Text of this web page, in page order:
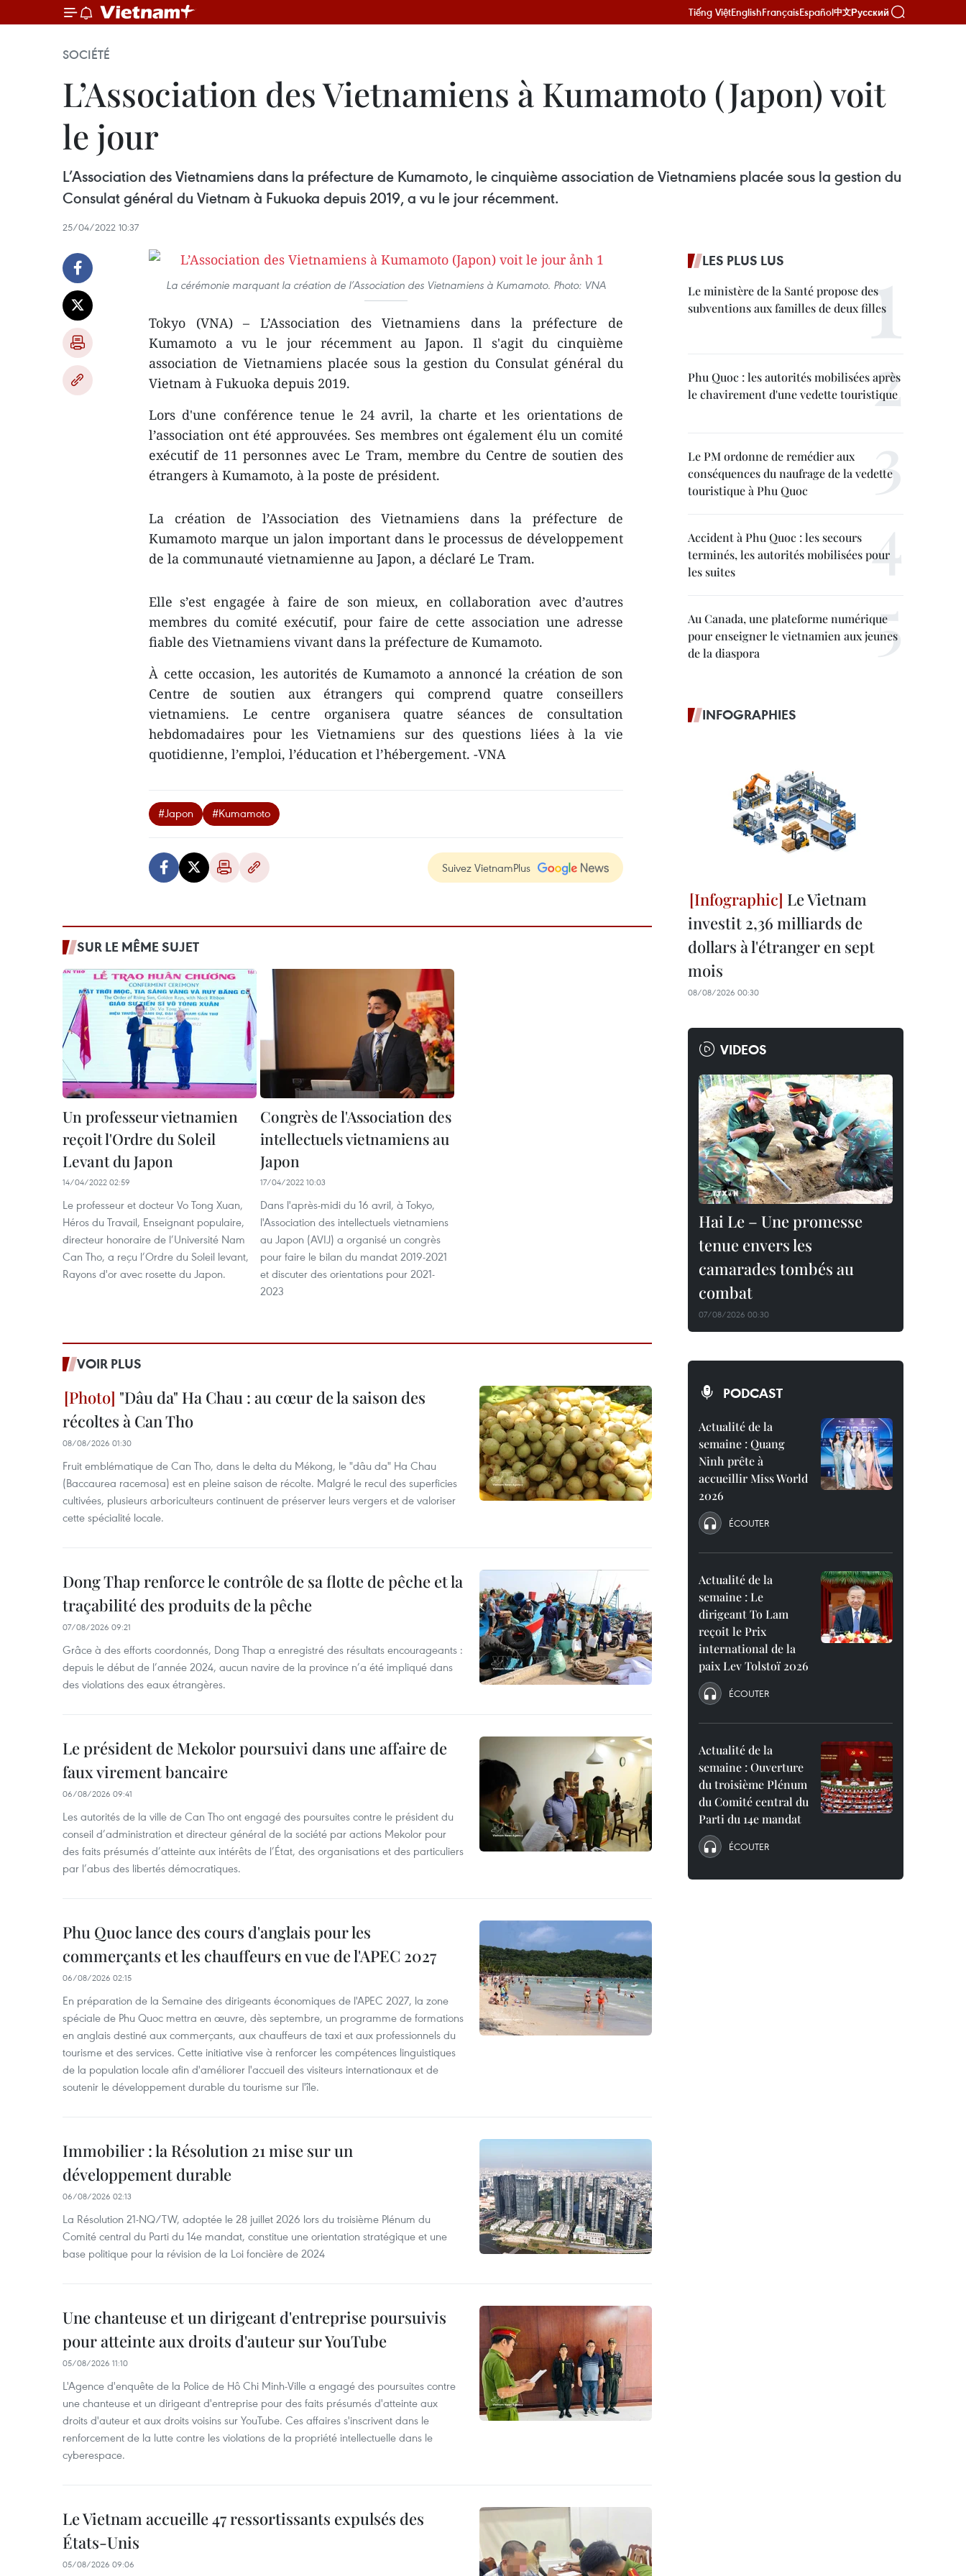
Tiếng ViệtEnglishFrançaisEspañol中文Русский
SOCIÉTÉ
L’Association des Vietnamiens à Kumamoto (Japon) voit
le jour
L’Association des Vietnamiens dans la préfecture de Kumamoto, le cinquième association de Vietnamiens placée sous la gestion du
Consulat général du Vietnam à Fukuoka depuis 2019, a vu le jour récemment.
25/04/2022 10:37
La cérémonie marquant la création de l’Association des Vietnamiens à Kumamoto. Photo: VNA
Tokyo (VNA) – L’Association des Vietnamiens dans la préfecture de
Kumamoto a vu le jour récemment au Japon. Il s'agit du cinquième
association de Vietnamiens placée sous la gestion du Consulat général du
Vietnam à Fukuoka depuis 2019.
Lors d'une conférence tenue le 24 avril, la charte et les orientations de
l’association ont été approuvées. Ses membres ont également élu un comité
exécutif de 11 personnes avec Le Tram, membre du Centre de soutien des
étrangers à Kumamoto, à la poste de président.
La création de l’Association des Vietnamiens dans la préfecture de
Kumamoto marque un jalon important dans le processus de développement
de la communauté vietnamienne au Japon, a déclaré Le Tram.
Elle s’est engagée à faire de son mieux, en collaboration avec d’autres
membres du comité exécutif, pour faire de cette association une adresse
fiable des Vietnamiens vivant dans la préfecture de Kumamoto.
À cette occasion, les autorités de Kumamoto a annoncé la création de son
Centre de soutien aux étrangers qui comprend quatre conseillers
vietnamiens. Le centre organisera quatre séances de consultation
hebdomadaires pour les Vietnamiens sur des questions liées à la vie
quotidienne, l’emploi, l’éducation et l’hébergement. -VNA
#Japon #Kumamoto
Suivez VietnamPlus
SUR LE MÊME SUJET
Un professeur vietnamien
reçoit l'Ordre du Soleil
Levant du Japon
14/04/2022 02:59
Le professeur et docteur Vo Tong Xuan,
Héros du Travail, Enseignant populaire,
directeur honoraire de l’Université Nam
Can Tho, a reçu l’Ordre du Soleil levant,
Rayons d'or avec rosette du Japon.
Congrès de l'Association des
intellectuels vietnamiens au
Japon
17/04/2022 10:03
Dans l'après-midi du 16 avril, à Tokyo,
l'Association des intellectuels vietnamiens
au Japon (AVIJ) a organisé un congrès
pour faire le bilan du mandat 2019-2021
et discuter des orientations pour 2021-
2023
VOIR PLUS
"Dâu da" Ha Chau : au cœur de la saison des
récoltes à Can Tho
08/08/2026 01:30
Fruit emblématique de Can Tho, dans le delta du Mékong, le "dâu da" Ha Chau
(Baccaurea racemosa) est en pleine saison de récolte. Malgré le recul des superficies
cultivées, plusieurs arboriculteurs continuent de préserver leurs vergers et de valoriser
cette spécialité locale.
Dong Thap renforce le contrôle de sa flotte de pêche et la
traçabilité des produits de la pêche
07/08/2026 09:21
Grâce à des efforts coordonnés, Dong Thap a enregistré des résultats encourageants :
depuis le début de l’année 2024, aucun navire de la province n’a été impliqué dans
des violations des eaux étrangères.
Le président de Mekolor poursuivi dans une affaire de
faux virement bancaire
06/08/2026 09:41
Les autorités de la ville de Can Tho ont engagé des poursuites contre le président du
conseil d’administration et directeur général de la société par actions Mekolor pour
des faits présumés d’atteinte aux intérêts de l’État, des organisations et des particuliers
par l’abus des libertés démocratiques.
Phu Quoc lance des cours d'anglais pour les
commerçants et les chauffeurs en vue de l'APEC 2027
06/08/2026 02:15
En préparation de la Semaine des dirigeants économiques de l'APEC 2027, la zone
spéciale de Phu Quoc mettra en œuvre, dès septembre, un programme de formations
en anglais destiné aux commerçants, aux chauffeurs de taxi et aux professionnels du
tourisme et des services. Cette initiative vise à renforcer les compétences linguistiques
de la population locale afin d'améliorer l'accueil des visiteurs internationaux et de
soutenir le développement durable du tourisme sur l'île.
Immobilier : la Résolution 21 mise sur un
développement durable
06/08/2026 02:13
La Résolution 21-NQ/TW, adoptée le 28 juillet 2026 lors du troisième Plénum du
Comité central du Parti du 14e mandat, constitue une orientation stratégique et une
base politique pour la révision de la Loi foncière de 2024
Une chanteuse et un dirigeant d'entreprise poursuivis
pour atteinte aux droits d'auteur sur YouTube
05/08/2026 11:10
L'Agence d'enquête de la Police de Hô Chi Minh-Ville a engagé des poursuites contre
une chanteuse et un dirigeant d'entreprise pour des faits présumés d'atteinte aux
droits d'auteur et aux droits voisins sur YouTube. Ces affaires s'inscrivent dans le
renforcement de la lutte contre les violations de la propriété intellectuelle dans le
cyberespace.
Le Vietnam accueille 47 ressortissants expulsés des
États-Unis
05/08/2026 09:06
LES PLUS LUS
Le ministère de la Santé propose des
subventions aux familles de deux filles
Phu Quoc : les autorités mobilisées après
le chavirement d'une vedette touristique
Le PM ordonne de remédier aux
conséquences du naufrage de la vedette
touristique à Phu Quoc
Accident à Phu Quoc : les secours
terminés, les autorités mobilisées pour
les suites
Au Canada, une plateforme numérique
pour enseigner le vietnamien aux jeunes
de la diaspora
INFOGRAPHIES
Le Vietnam
investit 2,36 milliards de
dollars à l'étranger en sept
mois
08/08/2026 00:30
VIDEOS
Hai Le – Une promesse
tenue envers les
camarades tombés au
combat
07/08/2026 00:30
PODCAST
Actualité de la
semaine : Quang
Ninh prête à
accueillir Miss World
2026
ÉCOUTER
Actualité de la
semaine : Le
dirigeant To Lam
reçoit le Prix
international de la
paix Lev Tolstoï 2026
ÉCOUTER
Actualité de la
semaine : Ouverture
du troisième Plénum
du Comité central du
Parti du 14e mandat
ÉCOUTER